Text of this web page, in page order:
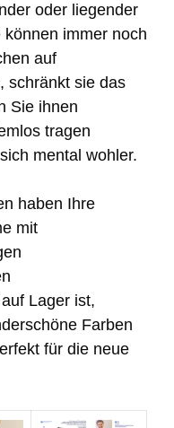
oder liegender
immer noch
auf
schränkt sie das
Sie ihnen
tragen
mental wohler.
haben Ihre
mit
Lager ist,
Farben
für die neue